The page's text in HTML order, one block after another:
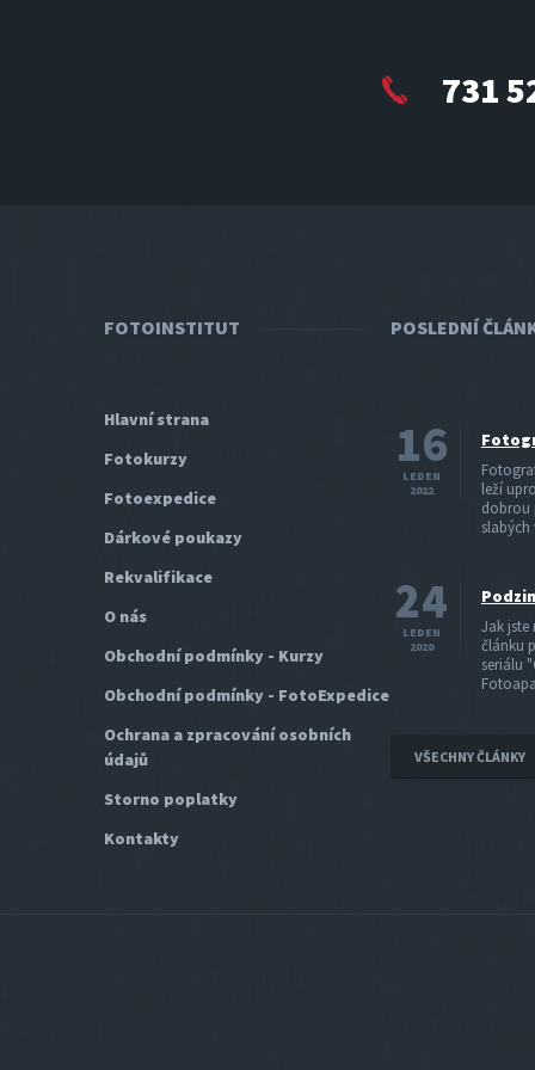
731
FOTOINSTITUT
Hlavní strana
Fotokurzy
Fotoexpedice
Dárkové poukazy
Rekvalifikace
O nás
Obchodní podmínky - Kurzy
Obchodní podmínky - FotoExpedice
Ochrana a zpracování osobních
údajů
Storno poplatky
Kontakty
POSLEDNÍ
16
LEDEN
2022
leží
dobrou
24
LEDEN
2020
Jak
článku
seriálu
VŠECHNY ČLÁNKY